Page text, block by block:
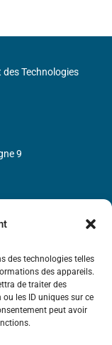
des technologies telles
des appareils.
de traiter des
les ID uniques sur ce
peut avoir
d’André-
des Technologies
9
TVA intra-